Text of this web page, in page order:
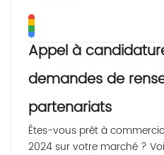
Appel à
demandes de
partenariats
Êtes-vous prêt à
2024 sur votre marché ?